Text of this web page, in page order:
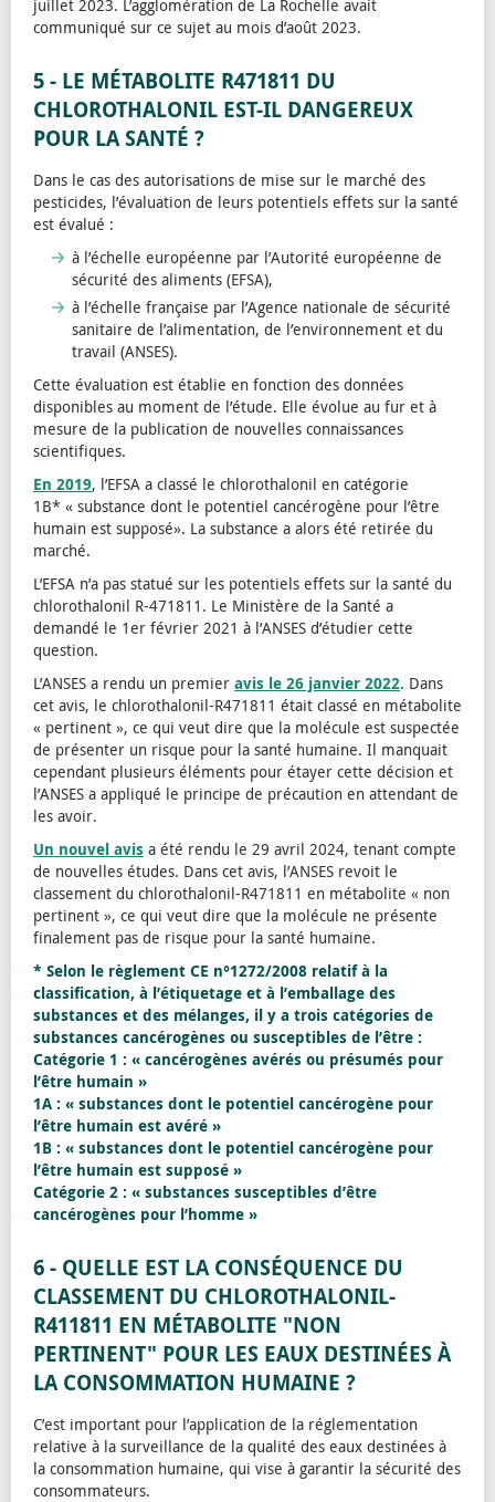
juillet 2023. L’agglomération de La Rochelle avait
communiqué sur ce sujet au mois d’août 2023.
5 - LE MÉTABOLITE R471811 DU
CHLOROTHALONIL EST-IL DANGEREUX
POUR LA SANTÉ ?
Dans le cas des autorisations de mise sur le marché des
pesticides, l’évaluation de leurs potentiels effets sur la santé
est évalué :
à l’échelle européenne par l’Autorité européenne de
sécurité des aliments (EFSA),
à l’échelle française par l’Agence nationale de sécurité
sanitaire de l’alimentation, de l’environnement et du
travail (ANSES).
Cette évaluation est établie en fonction des données
disponibles au moment de l’étude. Elle évolue au fur et à
mesure de la publication de nouvelles connaissances
scientifiques.
En 2019, l’EFSA a classé le chlorothalonil en catégorie
1B* « substance dont le potentiel cancérogène pour l’être
humain est supposé». La substance a alors été retirée du
marché.
L’EFSA n’a pas statué sur les potentiels effets sur la santé du
chlorothalonil R-471811. Le Ministère de la Santé a
demandé le 1er février 2021 à l’ANSES d’étudier cette
question.
L’ANSES a rendu un premier avis le 26 janvier 2022. Dans
cet avis, le chlorothalonil-R471811 était classé en métabolite
« pertinent », ce qui veut dire que la molécule est suspectée
de présenter un risque pour la santé humaine. Il manquait
cependant plusieurs éléments pour étayer cette décision et
l’ANSES a appliqué le principe de précaution en attendant de
les avoir.
Un nouvel avis a été rendu le 29 avril 2024, tenant compte
de nouvelles études. Dans cet avis, l’ANSES revoit le
classement du chlorothalonil-R471811 en métabolite « non
pertinent », ce qui veut dire que la molécule ne présente
finalement pas de risque pour la santé humaine.
* Selon le règlement CE n°1272/2008 relatif à la
classification, à l’étiquetage et à l’emballage des
substances et des mélanges, il y a trois catégories de
substances cancérogènes ou susceptibles de l’être :
Catégorie 1 : « cancérogènes avérés ou présumés pour
l’être humain »
1A : « substances dont le potentiel cancérogène pour
l’être humain est avéré »
1B : « substances dont le potentiel cancérogène pour
l’être humain est supposé »
Catégorie 2 : « substances susceptibles d’être
cancérogènes pour l’homme »
6 - QUELLE EST LA CONSÉQUENCE DU
CLASSEMENT DU CHLOROTHALONIL-
R411811 EN MÉTABOLITE "NON
PERTINENT" POUR LES EAUX DESTINÉES À
LA CONSOMMATION HUMAINE ?
C’est important pour l’application de la réglementation
relative à la surveillance de la qualité des eaux destinées à
la consommation humaine, qui vise à garantir la sécurité des
consommateurs.